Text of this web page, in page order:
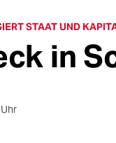
STAAT UND
in